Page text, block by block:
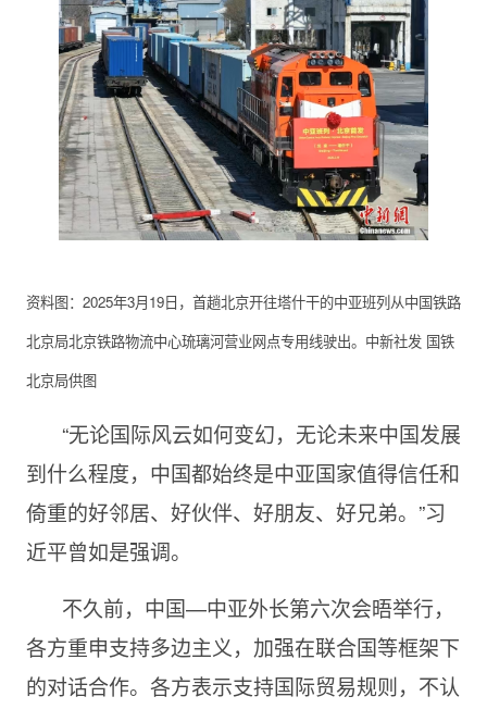
资料图：2025年3月19日，首趟北京开往塔什干的中亚班列从中国铁路
北京局北京铁路物流中心琉璃河营业网点专用线驶出。中新社发 国铁
北京局供图
“无论国际风云如何变幻，无论未来中国发展
到什么程度，中国都始终是中亚国家值得信任和
倚重的好邻居、好伙伴、好朋友、好兄弟。”习
近平曾如是强调。
不久前，中国—中亚外长第六次会晤举行，
各方重申支持多边主义，加强在联合国等框架下
的对话合作。各方表示支持国际贸易规则，不认